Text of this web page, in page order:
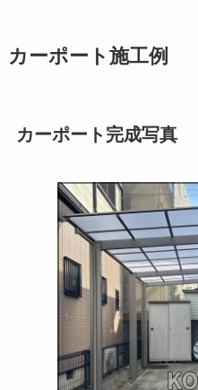
カーポート施工例
カーポート完成写真